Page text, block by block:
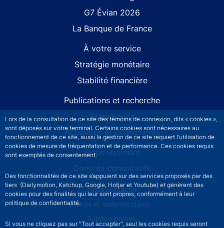
Lors de la consultation de ce site des témoins de connexion, dits « cookies »,
sont déposés sur votre terminal. Certains cookies sont nécessaires au
fonctionnement de ce site, aussi la gestion de ce site requiert l’utilisation de
cookies de mesure de fréquentation et de performance. Ces cookies requis
sont exemptés de consentement.
Des fonctionnalités de ce site s’appuient sur des services proposés par des
tiers (Dailymotion, Katchup, Google, Hotjar et Youtube) et génèrent des
cookies pour des finalités qui leur sont propres, conformément à leur
politique de confidentialité.
Si vous ne cliquez pas sur "Tout accepter", seul les cookies requis seront
G7 Évian 2026
La Banque de France
À votre service
Stratégie monétaire
Stabilité financière
Publications et recherche
Statistiques
Actualités et événements
Nous rejoindre
Comités consultatifs
Footer secondary menuNous contacter
Sourds et malentendants
Espace presse